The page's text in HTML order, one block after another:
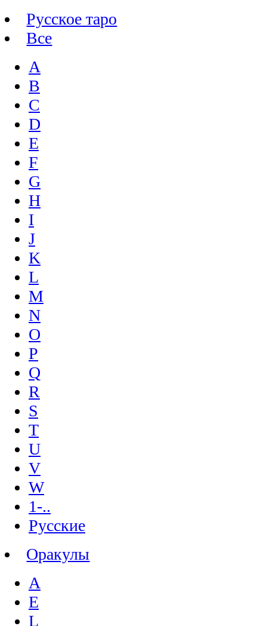
Русское таро
Все
A
B
C
D
E
F
G
H
I
J
K
L
M
N
O
P
Q
R
S
T
U
V
W
1-..
Русские
Оракулы
A
E
L